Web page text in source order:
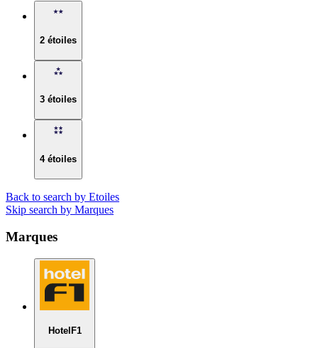
2 étoiles
3 étoiles
4 étoiles
Back to search by Etoiles
Skip search by Marques
Marques
HotelF1